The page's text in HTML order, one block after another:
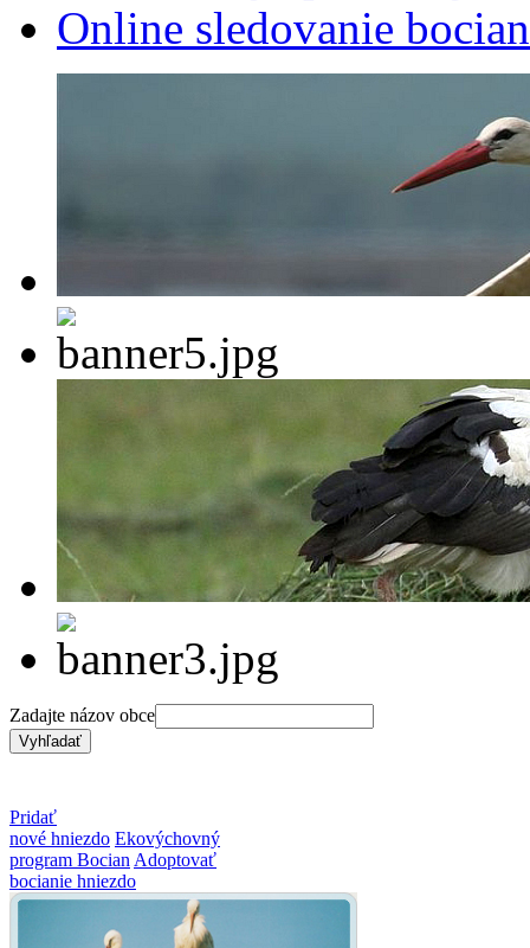
Online sledovanie
Zadajte názov obce
Pridať
nové hniezdo Ekovýchovný
program Bocian Adoptovať
bocianie hniezdo